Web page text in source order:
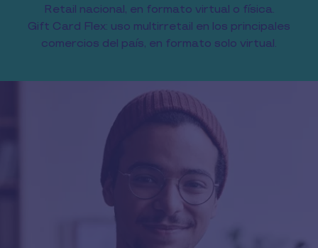
Retail nacional, en formato virtual o física.
Gift Card Flex: uso multirretail en los principales
comercios del país, en formato solo virtual.